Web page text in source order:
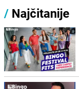
/ Najčitanije